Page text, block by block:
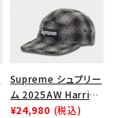
Supreme シュプリー
ム 2025AW Harris
Tweed Camp Cap
¥24,980 (税込)